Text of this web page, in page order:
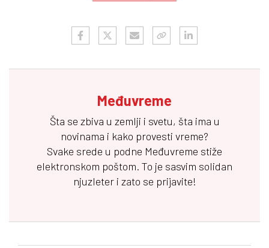
Međuvreme
Šta se zbiva u zemlji i svetu, šta ima u
novinama i kako provesti vreme?
Svake srede u podne Međuvreme stiže
elektronskom poštom. To je sasvim solidan
njuzleter i zato se prijavite!